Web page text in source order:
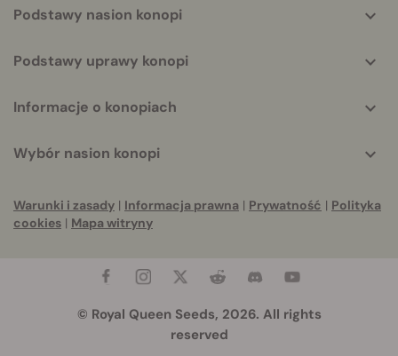
Podstawy nasion konopi
Podstawy uprawy konopi
Informacje o konopiach
Wybór nasion konopi
Warunki i zasady | Informacja prawna | Prywatność | Polityka
cookies | Mapa witryny
© Royal Queen Seeds, 2026. All rights
reserved